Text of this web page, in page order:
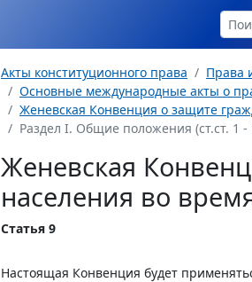
Акты конституционного права
Права
Основные международные акты о
Женевская Конвенция о защите
Раздел I. Общие положения (ст.ст. 1 -
Женевская
населения во
Статья 9
Настоящая Конвенция будет